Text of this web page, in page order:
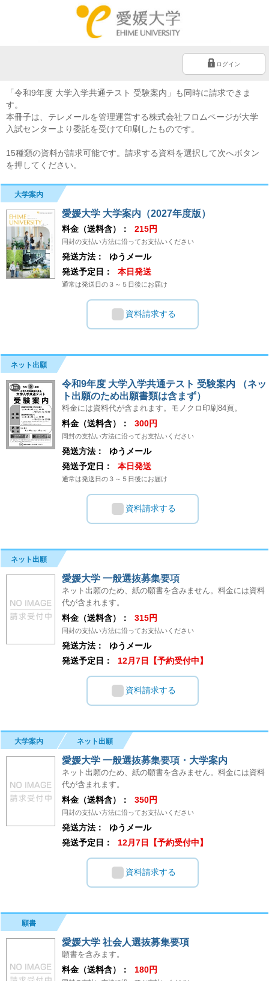
ログイン
「令和9年度 大学入学共通テスト 受験案内」も同時に請求できま
す。
本冊子は、テレメールを管理運営する株式会社フロムページが大学
入試センターより委託を受けて印刷したものです。
15種類の資料が請求可能です。請求する資料を選択して次へボタン
を押してください。
大学案内
愛媛大学 大学案内（2027年度版）
料金（送料含）： 215円
同封の支払い方法に沿ってお支払いください
発送方法：
ゆうメール
発送予定日：
本日発送
通常は発送日の３～５日後にお届け
資料請求する
ネット出願
令和9年度 大学入学共通テスト 受験案内 （ネッ
ト出願のため出願書類は含まず）
料金には資料代が含まれます。モノクロ印刷84頁。
料金（送料含）： 300円
同封の支払い方法に沿ってお支払いください
発送方法：
ゆうメール
発送予定日：
本日発送
通常は発送日の３～５日後にお届け
資料請求する
ネット出願
愛媛大学 一般選抜募集要項
ネット出願のため、紙の願書を含みません。料金には資料
代が含まれます。
料金（送料含）： 315円
同封の支払い方法に沿ってお支払いください
発送方法：
ゆうメール
発送予定日：
12月7日【予約受付中】
資料請求する
大学案内 ネット出願
愛媛大学 一般選抜募集要項・大学案内
ネット出願のため、紙の願書を含みません。料金には資料
代が含まれます。
料金（送料含）： 350円
同封の支払い方法に沿ってお支払いください
発送方法：
ゆうメール
発送予定日：
12月7日【予約受付中】
資料請求する
願書
愛媛大学 社会人選抜募集要項
願書を含みます。
料金（送料含）： 180円